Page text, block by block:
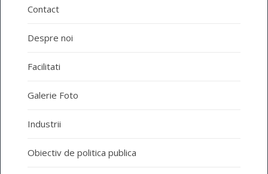
Contact
Despre noi
Facilitati
Galerie Foto
Industrii
Obiectiv de politica publica